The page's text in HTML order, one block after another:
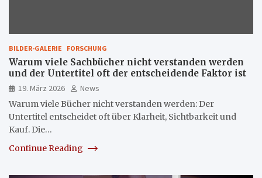
BILDER-GALERIE FORSCHUNG
Warum viele Sachbücher nicht verstanden werden
und der Untertitel oft der entscheidende Faktor ist
19. März 2026
News
Warum viele Bücher nicht verstanden werden: Der
Untertitel entscheidet oft über Klarheit, Sichtbarkeit und
Kauf. Die…
Continue Reading